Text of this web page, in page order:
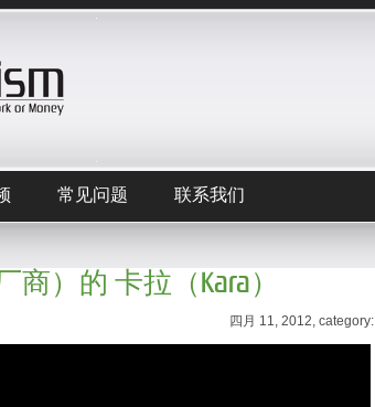
常见问题 联系我们
商）的 卡拉（Kara）
四月 11, 2012, category: